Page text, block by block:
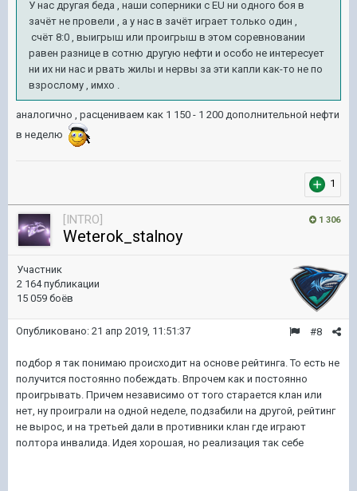
У нас другая беда , наши соперники с EU ни одного боя в
зачёт не провели , а у нас в зачёт играет только один ,
счёт 8:0 , выигрыш или проигрыш в этом соревновании
равен разнице в сотню другую нефти и особо не интересует
ни их ни нас и рвать жилы и нервы за эти капли как-то не по
взрослому , имхо .
аналогично , расцениваем как 1 150 - 1 200 дополнительной нефти
в неделю
1
1 306
[INTRO]
Weterok_stalnoy
Участник
2 164 публикации
15 059 боёв
#8
Опубликовано: 21 апр 2019, 11:51:37
подбор я так понимаю происходит на основе рейтинга. То есть не
получится постоянно побеждать. Впрочем как и постоянно
проигрывать. Причем независимо от того старается клан или
нет, ну проиграли на одной неделе, подзабили на другой, рейтинг
не вырос, и на третьей дали в противники клан где играют
полтора инвалида. Идея хорошая, но реализация так себе